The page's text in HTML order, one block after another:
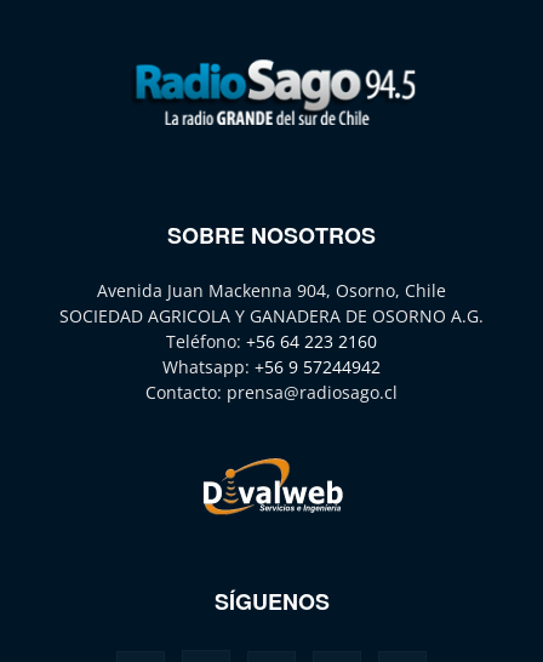
SOBRE NOSOTROS
Avenida Juan Mackenna 904, Osorno, Chile
SOCIEDAD AGRICOLA Y GANADERA DE OSORNO A.G.
Teléfono: +56 64 223 2160
Whatsapp: +56 9 57244942
Contacto: prensa@radiosago.cl
SÍGUENOS